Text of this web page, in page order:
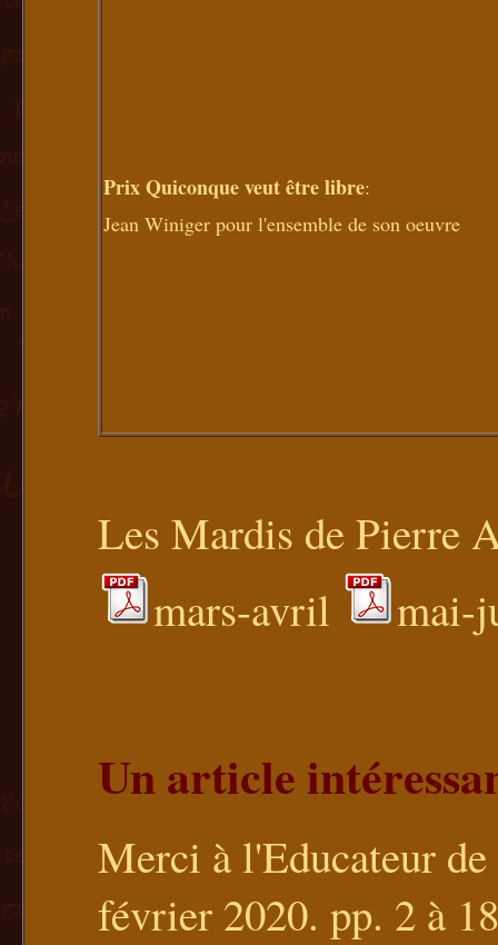
Prix Quiconque veut être libre:
Jean Winiger pour l'ensemble de son oeuvre
Les Mardis de Pierre
mars-avril
mai-
Un article
Merci à l'Educateur
février 2020. pp. 2 à